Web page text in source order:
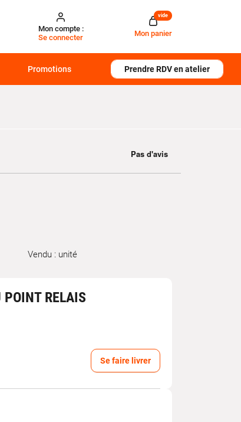
Mon compte :
Se connecter
Mon panier
vide
Promotions Prendre RDV en atelier
Vendu : unité
RELAIS
Se faire livrer